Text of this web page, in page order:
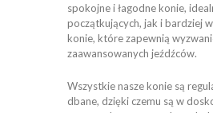
spokojne i łagodne konie,
początkujących, jak i bardziej
konie, które zapewnią
zaawansowanych jeźdźców.
Wszystkie nasze konie są
dbane, dzięki czemu są w